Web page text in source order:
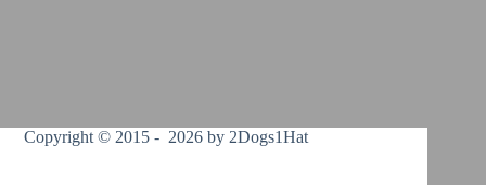
Copyright © 2015 - 2026 by 2Dogs1Hat